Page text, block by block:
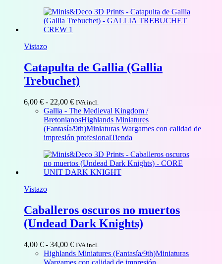
Vistazo
Catapulta de Gallia (Gallia
Trebuchet)
6,00 € - 22,00 €Rango
de
precios:
desde
6,00 €
22,00 €
IVA incl.
Gallia - The Medieval Kingdom /
BretonianosHighlands Miniatures
(Fantasía/9th)Miniaturas Wargames con calidad de
impresión profesionalTienda
Vistazo
Caballeros oscuros no muertos
(Undead Dark Knights)
4,00 € - 34,00 €Rango
de
precios:
IVA incl.
Highlands Miniatures (Fantasía/9th)Miniaturas
Wargames con calidad de impresión